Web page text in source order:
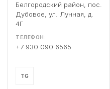
Белгородский район, пос.
Дубовое, ул. Лунная, д.
4Г
ТЕЛЕФОН:
+7 930 090 6565
TG